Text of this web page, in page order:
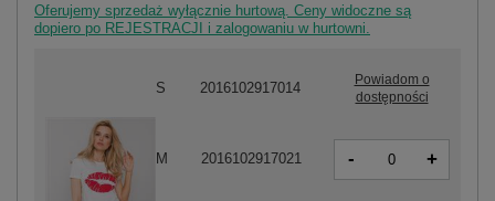
Oferujemy sprzedaż wyłącznie hurtową. Ceny widoczne są
dopiero po REJESTRACJI i zalogowaniu w hurtowni.
S 2016102917014
Powiadom o
dostępności
M 2016102917021 - +